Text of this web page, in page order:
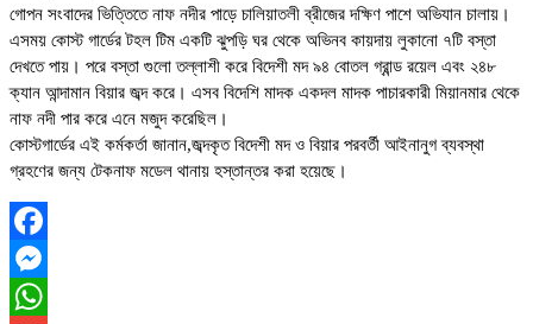
গোপন সংবাদের ভিত্তিতে নাফ নদীর পাড়ে চালিয়াতলী ব্রীজের দক্ষিণ পাশে অভিযান চালায়।
এসময় কোস্ট গার্ডের টহল টিম একটি ঝুপড়ি ঘর থেকে অভিনব কায়দায় লুকানো ৭টি বস্তা
দেখতে পায়। পরে বস্তা গুলো তল্লাশী করে বিদেশী মদ ৯৪ বোতল গ্রান্ড রয়েল এবং ২৪৮
ক্যান আন্দামান বিয়ার জব্দ করে। এসব বিদেশি মাদক একদল মাদক পাচারকারী মিয়ানমার থেকে
নাফ নদী পার করে এনে মজুদ করেছিল।
কোস্টগার্ডের এই কর্মকর্তা জানান,জব্দকৃত বিদেশী মদ ও বিয়ার পরবর্তী আইনানুগ ব্যবস্থা
গ্রহণের জন্য টেকনাফ মডেল থানায় হস্তান্তর করা হয়েছে।
Facebook
Messenger